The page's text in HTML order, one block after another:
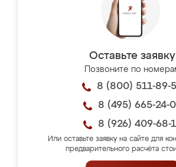
Оставьте заявку
Позвоните по
8 (800) 511-89-
8 (495) 665-24-
8 (926) 409-68-
Или оставьте заявку на сайте для
предварительного расчёта